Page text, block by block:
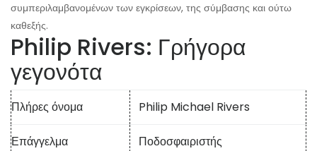
συμπεριλαμβανομένων των εγκρίσεων, της σύμβασης και ούτω
καθεξής.
Philip Rivers: Γρήγορα
γεγονότα
Πλήρες όνομα Philip Michael Rivers
Επάγγελμα Ποδοσφαιριστής